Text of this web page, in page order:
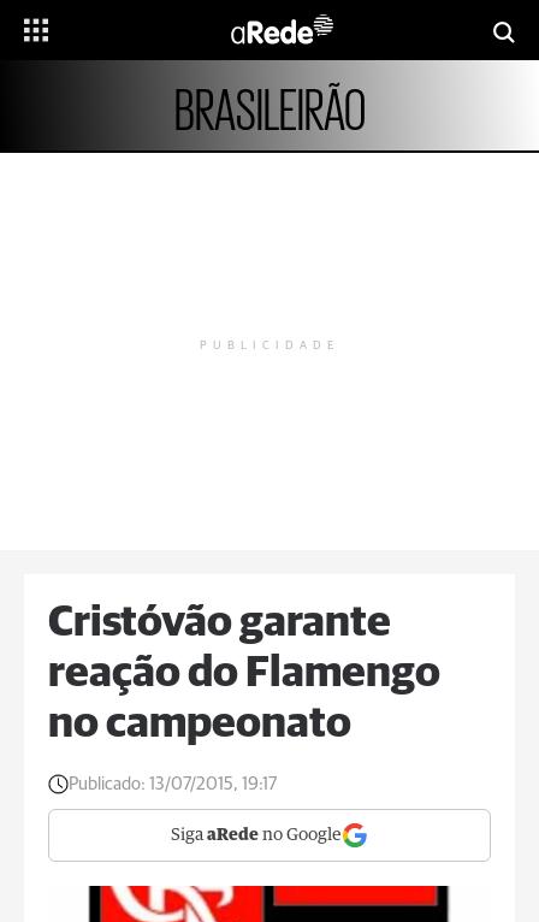
BRASILEIRÃO
PUBLICIDADE
Cristóvão garante
reação do Flamengo
no campeonato
Publicado: 13/07/2015, 19:17
Siga aRede no Google